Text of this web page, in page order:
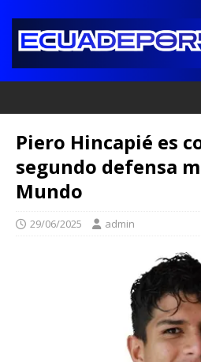
Piero Hincapié es
segundo defensa
Mundo
29/06/2025 admin